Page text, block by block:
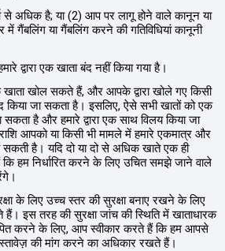
अधिक है; या (2) आप पर लागू होने वाले कानून या
में गैंबलिंग या गैंबलिंग करने की गतिविधियां कानूनी
द्वारा एक खाता बंद नहीं किया गया है।
खोल सकते हैं, और आपके द्वारा खोले गए किसी
किया जा सकता है। इसलिए, ऐसे सभी खातों को एक
है और हमारे द्वारा एक साथ विलय किया जा
आपको या किसी भी मामले में हमारे एकमात्र और
सकती है। यदि दो या दो से अधिक खाते एक ही
हम निर्धारित करने के लिए उचित समझे जाने वाले
के लिए उच्च स्तर की सुरक्षा बनाए रखने के लिए
इस तरह की सुरक्षा जांच की स्थिति में खाताधारक
करने के लिए, आप स्वीकार करते हैं कि हम आपसे
की मांग करने का अधिकार रखते हैं।